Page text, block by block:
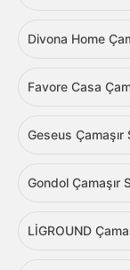
Divona Home
Favore Casa
Geseus Çamaşır
Gondol Çamaşır
LİGROUND